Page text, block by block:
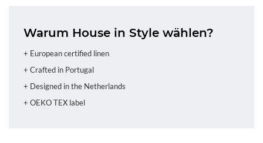
Warum House in Style wählen?
+ European certified linen
+ Crafted in Portugal
+ Designed in the Netherlands
+ OEKO TEX label